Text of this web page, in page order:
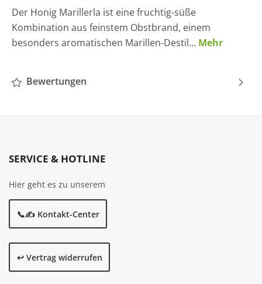
Der Honig Marillerla ist eine fruchtig-süße
Kombination aus feinstem Obstbrand, einem
besonders aromatischen Marillen-Destil… Mehr
Bewertungen
SERVICE & HOTLINE
Hier geht es zu unserem
📞✍️ Kontakt-Center
↩️ Vertrag widerrufen